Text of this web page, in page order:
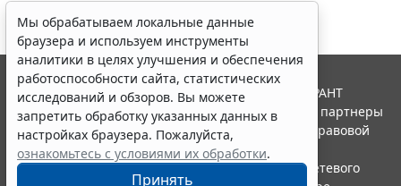
Мы обрабатываем локальные данные
браузера и используем инструменты
аналитики в целях улучшения и обеспечения
работоспособности сайта, статистических
исследований и обзоров. Вы можете
запретить обработку указанных данных в
настройках браузера. Пожалуйста,
ознакомьтесь с условиями их обработки.
Принять
© ООО "НПП "ГАРАНТ-СЕРВИС", 2026. Система ГАРАНТ
выпускается с 1990 года. Компания "Гарант" и ее партнеры
являются участниками Российской ассоциации правовой
информации ГАРАНТ.
Портал ГАРАНТ.РУ зарегистрирован в качестве сетевого